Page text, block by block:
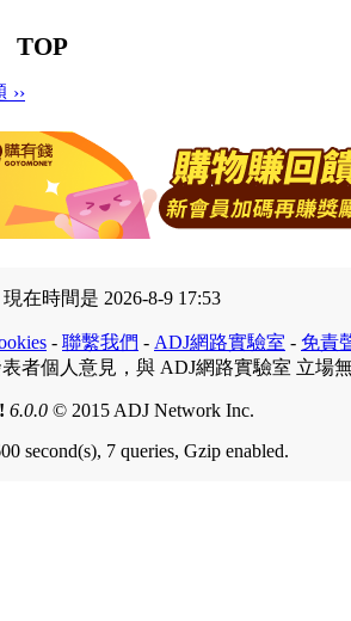
TOP
››
在時間是 2026-8-9 17:53
- 聯繫我們 - ADJ網路實驗室 - 免責
者個人意見，與 ADJ網路實驗室 立場
6.0.0 © 2015 ADJ Network Inc.
second(s), 7 queries, Gzip enabled.